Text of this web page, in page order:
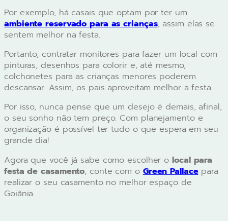
Por exemplo, há casais que optam por ter um
ambiente reservado para as crianças, assim elas se
sentem melhor na festa.
Portanto, contratar monitores para fazer um local com
pinturas, desenhos para colorir e, até mesmo,
colchonetes para as crianças menores poderem
descansar. Assim, os pais aproveitam melhor a festa.
Por isso, nunca pense que um desejo é demais, afinal,
o seu sonho não tem preço. Com planejamento e
organização é possível ter tudo o que espera em seu
grande dia!
Agora que você já sabe como escolher olocal para
festa de casamento, conte com o Green Pallacepara
realizar o seu casamento no melhor espaço de
Goiânia.